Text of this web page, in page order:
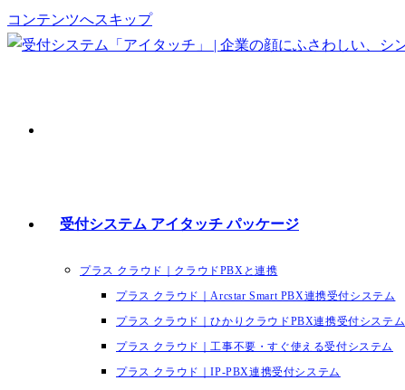
コンテンツへスキップ
受付システム アイタッチ パッケージ
プラス クラウド｜クラウドPBXと連携
プラス クラウド｜Arcstar Smart PBX連携受付システム
プラス クラウド｜ひかりクラウドPBX連携受付システム
プラス クラウド｜工事不要・すぐ使える受付システム
プラス クラウド｜IP-PBX連携受付システム